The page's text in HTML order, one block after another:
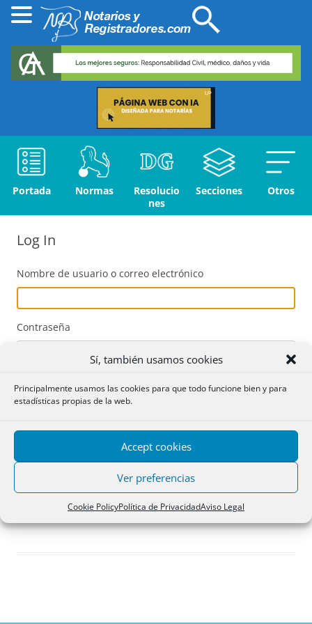
Sí, también usamos cookies
Principalmente usamos las cookies para que todo funcione bien y para
estadísticas propias de la web.
Accept cookies
Ver preferencias
Cookie PolicyPolítica de PrivacidadAviso Legal
Portada Normas
Resolucio
nes
Secciones Otros
Log In
Nombre de usuario o correo electrónico
Contraseña
Acceder
Registro
¿Has olvidado tu contraseña?